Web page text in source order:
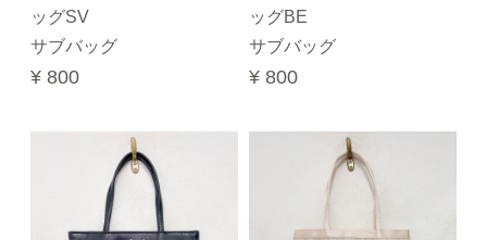
ッグSV
サブバッグ
¥ 800
ッグBE
サブバッグ
¥ 800